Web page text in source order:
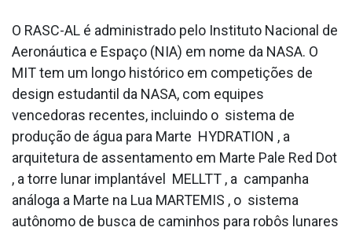
O RASC-AL é administrado pelo Instituto Nacional de
Aeronáutica e Espaço (NIA) em nome da NASA. O
MIT tem um longo histórico em competições de
design estudantil da NASA, com equipes
vencedoras recentes, incluindo o sistema de
produção de água para Marte HYDRATION , a
arquitetura de assentamento em Marte Pale Red Dot
, a torre lunar implantável MELLTT , a campanha
análoga a Marte na Lua MARTEMIS , o sistema
autônomo de busca de caminhos para robôs lunares